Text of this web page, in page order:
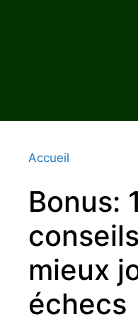
Accueil
Bonus:
mieux
échecs